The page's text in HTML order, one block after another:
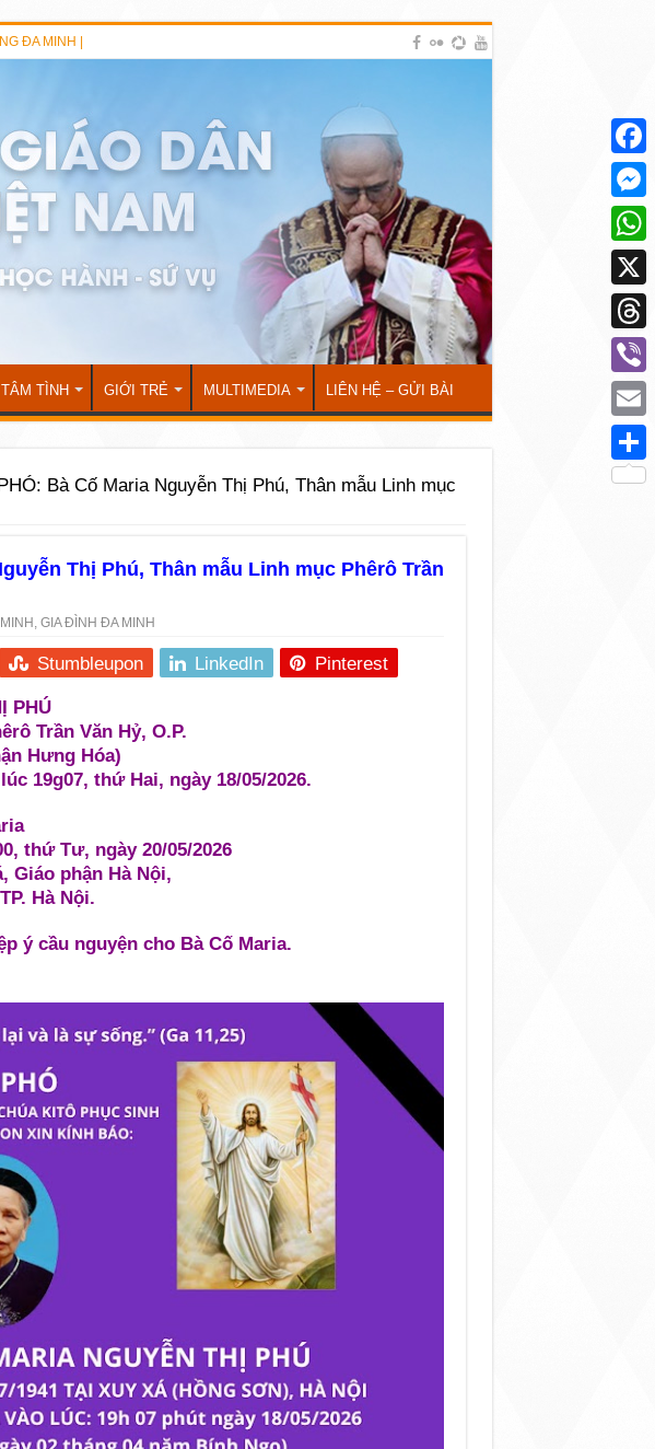
ĐA MINH |
TÂM TÌNH GIỚI TRẺ MULTIMEDIA LIÊN HỆ – GỬI BÀI
Bà Cố Maria Nguyễn Thị Phú, Thân mẫu Linh mục
Thị Phú, Thân mẫu Linh mục Phêrô Trần
, GIA ĐÌNH ĐA MINH
Stumbleupon LinkedIn Pinterest
PHÚ
Trần Văn Hỷ, O.P.
Hưng Hóa)
19g07, thứ Hai, ngày 18/05/2026.
thứ Tư, ngày 20/05/2026
Giáo phận Hà Nội,
Hà Nội.
ý cầu nguyện cho Bà Cố Maria.
X
Viber